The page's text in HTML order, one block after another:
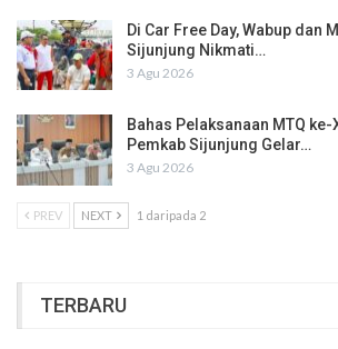
Di Car Free Day, Wabup dan
Sijunjung Nikmati…
3 Agu 2026
Bahas Pelaksanaan MTQ ke-
Pemkab Sijunjung Gelar…
3 Agu 2026
PREV NEXT 1 daripada 2
TERBARU